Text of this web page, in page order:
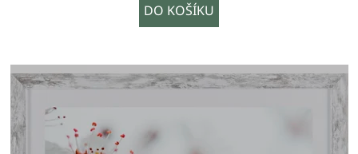
DO KOŠÍKU